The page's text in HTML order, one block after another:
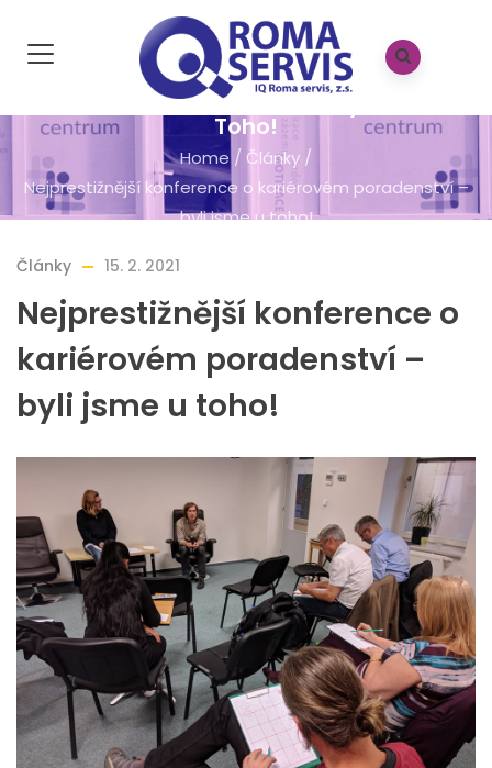
Nejprestižnější Konference O
Kariérovém Poradenství – Byli Jsme U
Toho!
Home / Články /
Nejprestižnější konference o kariérovém poradenství –
byli jsme u toho!
Články 15. 2. 2021
Nejprestižnější konference o
kariérovém poradenství –
byli jsme u toho!